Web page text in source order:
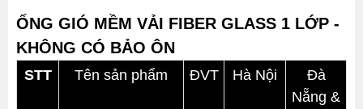
ỐNG GIÓ MỀM VẢI FIBER GLASS 1 LỚP -
KHÔNG CÓ BẢO ÔN
STT Tên sản phẩm ĐVT Hà Nội
Đà
Nẵng &